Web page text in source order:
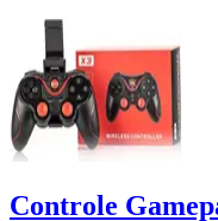
Controle